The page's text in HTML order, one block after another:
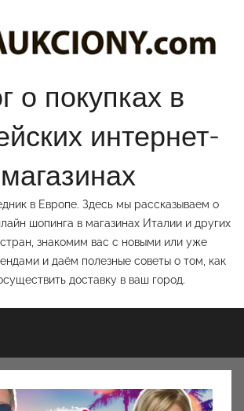
о покупках в
интернет-
магазинах
в Европе. Здесь мы рассказываем о
шопинга в магазинах Италии и других
знакомим вас с новыми или уже
и даём полезные советы о том, как
доставку в ваш город.